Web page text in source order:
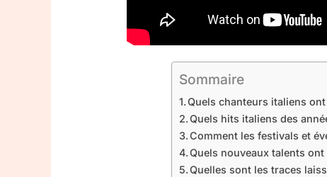
Sommaire
Quels chanteurs italiens
Quels hits italiens des
Comment les festivals et
Quels nouveaux talents
Quelles sont les traces